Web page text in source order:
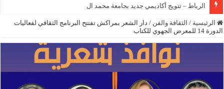
الرباط – تتويج أكاديمي جديد بجامعة محمد الخامس
الرئيسية / الثقافة والفن / دار الشعر بمراكش تفتتح البرنامج الثقافي لفعاليات
الدورة 14 للمعرض الجهوي للكتاب